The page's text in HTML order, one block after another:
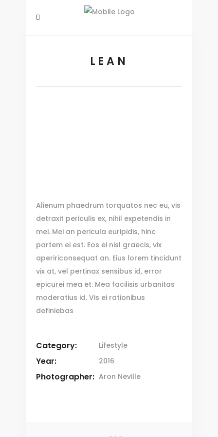
LEAN
Alienum phaedrum torquatos nec eu, vis
detraxit periculis ex, nihil expetendis in
mei. Mei an pericula euripidis, hinc
partem ei est. Eos ei nisl graecis, vix
apeririconsequat an. Eius lorem tincidunt
vix at, vel pertinax sensibus id, error
epicurei mea et. Mea facilisis urbanitas
moderatius id. Vis ei rationibus
definiebas
Category: Lifestyle
Year: 2016
Photographer: Aron Neville